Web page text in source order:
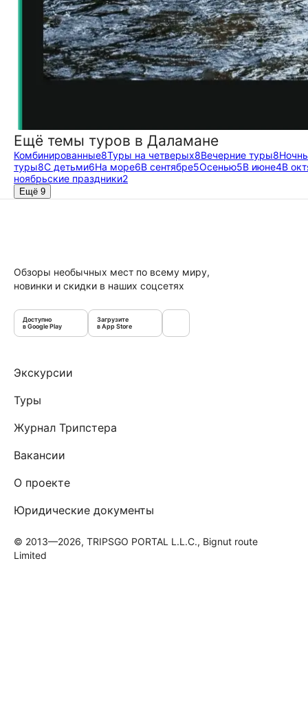
Ещё темы туров в Даламане
Комбинированные8Туры на четверых8Вечерние туры8
туры8С детьми6На море6В сентябре5Осенью5В июне4В
ноябрьские праздники2
Ещё 9
Обзоры необычных мест по всему миру,
новинки и скидки в наших соцсетях
Доступно
в Google Play
Загрузите
в App Store
Экскурсии
Туры
Журнал Трипстера
Вакансии
О проекте
Юридические документы
© 2013—2026, TRIPSGO PORTAL L.L.C., Bignut route
Limited